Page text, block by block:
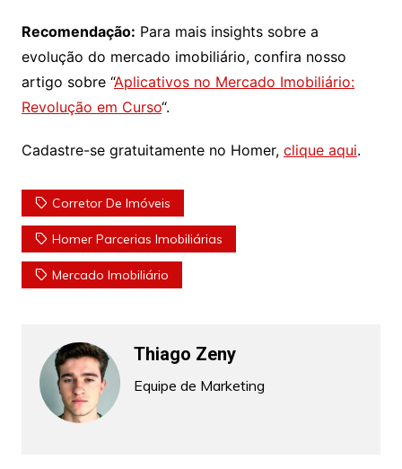
Recomendação: Para mais insights sobre a
evolução do mercado imobiliário, confira nosso
artigo sobre “Aplicativos no Mercado Imobiliário:
Revolução em Curso“.
Cadastre-se gratuitamente no Homer, clique aqui.
Corretor De Imóveis
Homer Parcerias Imobiliárias
Mercado Imobiliário
Thiago Zeny
Equipe de Marketing